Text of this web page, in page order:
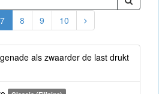
7 8 9 10
als zwaarder de last drukt